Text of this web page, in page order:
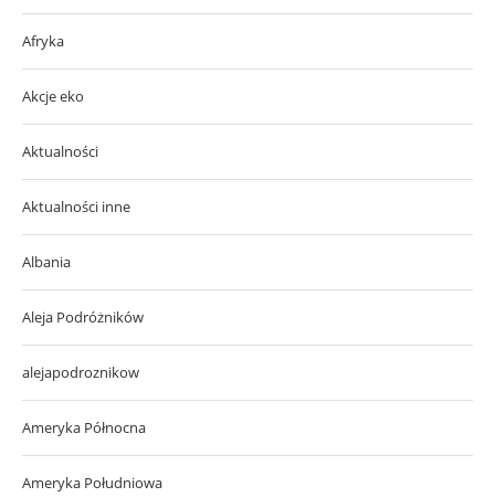
Afryka
Akcje eko
Aktualności
Aktualności inne
Albania
Aleja Podróżników
alejapodroznikow
Ameryka Północna
Ameryka Południowa